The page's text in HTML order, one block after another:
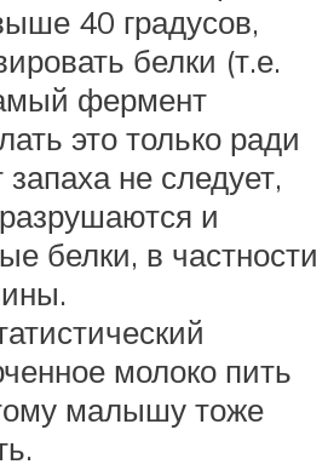
40 градусов,
белки (т.е.
фермент
это только ради
не следует,
и
белки, в частности
молоко пить
малышу тоже